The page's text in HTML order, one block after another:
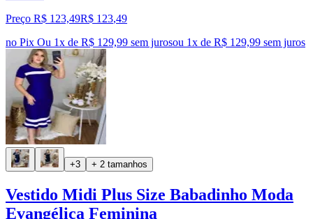
Preço R$ 123,49R$ 123,49
no Pix Ou 1x de R$ 129,99 sem jurosou 1x de R$ 129,99 sem juros
+3 + 2 tamanhos
Vestido Midi Plus Size Babadinho Moda
Evangélica Feminina